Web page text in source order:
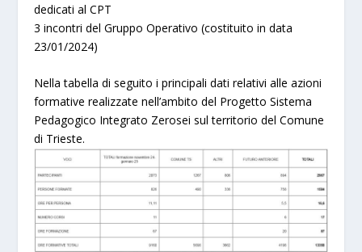
dedicati al CPT
3 incontri del Gruppo Operativo (costituito in data
23/01/2024)
Nella tabella di seguito i principali dati relativi alle azioni
formative realizzate nell’ambito del Progetto Sistema
Pedagogico Integrato Zerosei sul territorio del Comune
di Trieste.